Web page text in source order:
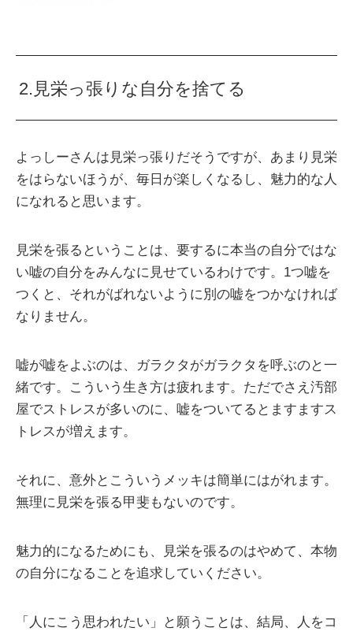
2.見栄っ張りな自分を捨てる
よっしーさんは見栄っ張りだそうですが、あまり見栄
をはらないほうが、毎日が楽しくなるし、魅力的な人
になれると思います。
見栄を張るということは、要するに本当の自分ではな
い嘘の自分をみんなに見せているわけです。1つ嘘を
つくと、それがばれないように別の嘘をつかなければ
なりません。
嘘が嘘をよぶのは、ガラクタがガラクタを呼ぶのと一
緒です。こういう生き方は疲れます。ただでさえ汚部
屋でストレスが多いのに、嘘をついてるとますますス
トレスが増えます。
それに、意外とこういうメッキは簡単にはがれます。
無理に見栄を張る甲斐もないのです。
魅力的になるためにも、見栄を張るのはやめて、本物
の自分になることを追求していください。
「人にこう思われたい」と願うことは、結局、人をコ